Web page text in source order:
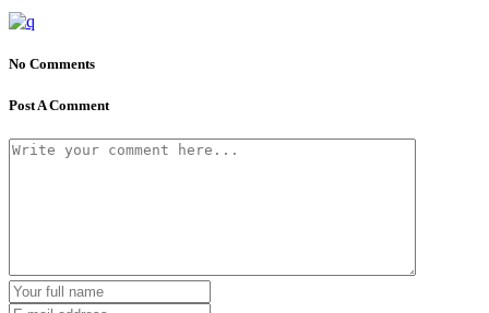
No Comments
Post A Comment